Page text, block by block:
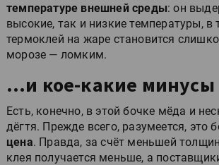
температуре внешней среды: он
высокие, так и низкие температуры, в
термоклей на жаре становится
морозе — ломким.
…и кое-какие минусы
Есть, конечно, в этой бочке мёда и
дёгтя. Прежде всего, разумеется, это
цена. Правда, за счёт меньшей
клея получается меньше, а